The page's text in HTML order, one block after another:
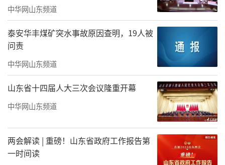
珠海市文学艺术界联合会党组书记、主席
张邦雄代表珠海市文学艺术界联合会对大会召
开表示祝贺，对珠海市美术家协会过去八年在
主题创作、人才培育、湾区交流、城市形象宣
传等方面取得的成效给予充分肯定。他对新一
届珠海市美术家协会班子提出三点希望：一要
凝心铸魂，坚持党的全面领导，筑牢文艺阵
地；二要守正创新，深耕精品创作，深化湾区
联动，拥抱科技变革，服务全市发展大局；三
中华网山东频道
泰安华丰煤矿突水事故原因查明，19人被
问责
中华网山东频道
山东省十四届人大三次会议隆重开幕
中华网山东频道
两会解读 | 重磅！山东省政府工作报告第
一时间读